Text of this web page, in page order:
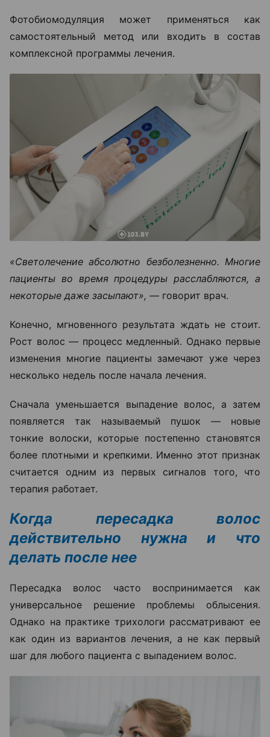
Фотобиомодуляция может применяться как
самостоятельный метод или входить в состав
комплексной программы лечения.
«Светолечение абсолютно безболезненно. Многие
пациенты во время процедуры расслабляются, а
некоторые даже засыпают», — говорит врач.
Конечно, мгновенного результата ждать не стоит.
Рост волос — процесс медленный. Однако первые
изменения многие пациенты замечают уже через
несколько недель после начала лечения.
Сначала уменьшается выпадение волос, а затем
появляется так называемый пушок — новые
тонкие волоски, которые постепенно становятся
более плотными и крепкими. Именно этот признак
считается одним из первых сигналов того, что
терапия работает.
Когда пересадка волос
действительно нужна и что
делать после нее
Пересадка волос часто воспринимается как
универсальное решение проблемы облысения.
Однако на практике трихологи рассматривают ее
как один из вариантов лечения, а не как первый
шаг для любого пациента с выпадением волос.